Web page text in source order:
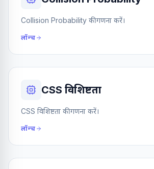
Collision Probability की गणना करें।
लॉन्च
CSS विशिष्टता
CSS विशिष्टता की गणना करें।
लॉन्च